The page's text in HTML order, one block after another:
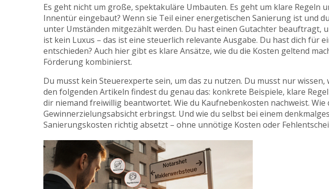
Es geht nicht um große, spektakuläre Umbauten. Es geht um klare Regeln
Innentür eingebaut? Wenn sie Teil einer energetischen Sanierung ist und
unter Umständen mitgezählt werden. Du hast einen Gutachter beauftragt,
ist kein Luxus – das ist eine steuerlich relevante Ausgabe. Du hast dich für
entschieden? Auch hier gibt es klare Ansätze, wie du die Kosten geltend
Förderung kombinierst.
Du musst kein Steuerexperte sein, um das zu nutzen. Du musst nur
den folgenden Artikeln findest du genau das: konkrete Beispiele, klare
dir niemand freiwillig beantwortet. Wie du Kaufnebenkosten nachweist. Wie
Gewinnerzielungsabsicht erbringst. Und wie du selbst bei einem
Sanierungskosten richtig absetzt – ohne unnötige Kosten oder